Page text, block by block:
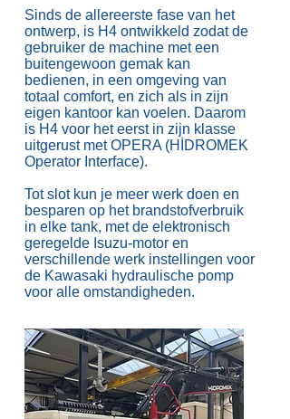
Sinds de allereerste fase van het
ontwerp, is H4 ontwikkeld zodat de
gebruiker de machine met een
buitengewoon gemak kan
bedienen, in een omgeving van
totaal comfort, en zich als in zijn
eigen kantoor kan voelen. Daarom
is H4 voor het eerst in zijn klasse
uitgerust met OPERA (HİDROMEK
Operator Interface).
Tot slot kun je meer werk doen en
besparen op het brandstofverbruik
in elke tank, met de elektronisch
geregelde Isuzu-motor en
verschillende werk instellingen voor
de Kawasaki hydraulische pomp
voor alle omstandigheden.